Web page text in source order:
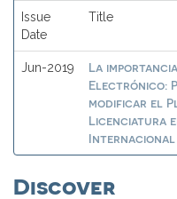
Issue
Date
Title
Jun-2019
La
Electrónico:
modificar el
Licenciatura
Internacional
Discover